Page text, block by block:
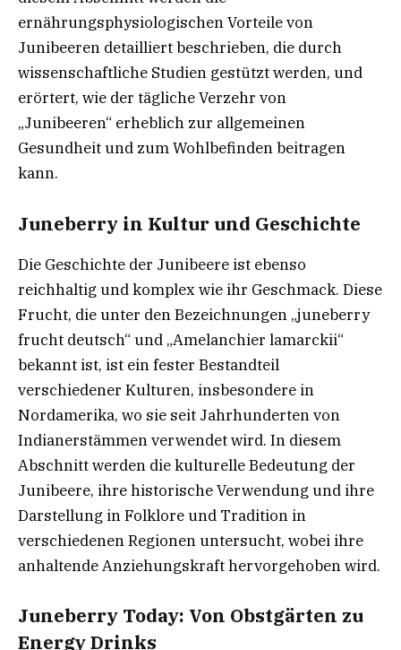
ernährungsphysiologischen Vorteile von
Junibeeren detailliert beschrieben, die durch
wissenschaftliche Studien gestützt werden, und
erörtert, wie der tägliche Verzehr von
„Junibeeren“ erheblich zur allgemeinen
Gesundheit und zum Wohlbefinden beitragen
kann.
Juneberry in Kultur und Geschichte
Die Geschichte der Junibeere ist ebenso
reichhaltig und komplex wie ihr Geschmack. Diese
Frucht, die unter den Bezeichnungen „juneberry
frucht deutsch“ und „Amelanchier lamarckii“
bekannt ist, ist ein fester Bestandteil
verschiedener Kulturen, insbesondere in
Nordamerika, wo sie seit Jahrhunderten von
Indianerstämmen verwendet wird. In diesem
Abschnitt werden die kulturelle Bedeutung der
Junibeere, ihre historische Verwendung und ihre
Darstellung in Folklore und Tradition in
verschiedenen Regionen untersucht, wobei ihre
anhaltende Anziehungskraft hervorgehoben wird.
Juneberry Today: Von Obstgärten zu
Energy Drinks